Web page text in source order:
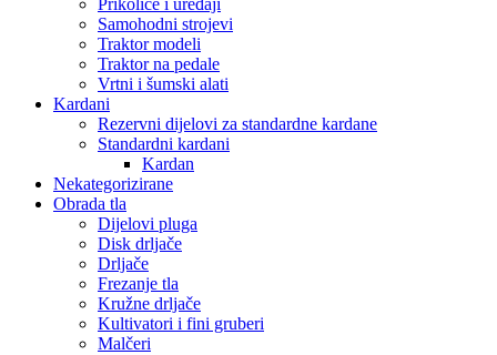
Prikolice i uređaji
Samohodni strojevi
Traktor modeli
Traktor na pedale
Vrtni i šumski alati
Kardani
Rezervni dijelovi za standardne kardane
Standardni kardani
Kardan
Nekategorizirane
Obrada tla
Dijelovi pluga
Disk drljače
Drljače
Frezanje tla
Kružne drljače
Kultivatori i fini gruberi
Malčeri